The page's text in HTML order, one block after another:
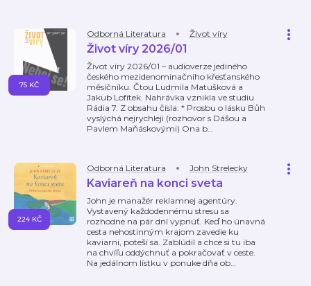
Odborná Literatura Život víry
Život víry 2026/01
Život víry 2026/01 – audioverze jediného
českého mezidenominačního křesťanského
měsíčníku. Čtou Ludmila Matušková a
Jakub Lofítek. Nahrávka vznikla ve studiu
Rádia 7. Z obsahu čísla: * Prosbu o lásku Bůh
vyslýchá nejrychleji (rozhovor s Dášou a
Pavlem Maňáskovými) Ona b…
75 KČ
Odborná Literatura John Strelecky
Kaviareň na konci sveta
John je manažér reklamnej agentúry.
Vystavený každodennému stresu sa
rozhodne na pár dní vypnúť. Keď ho únavná
cesta nehostinným krajom zavedie ku
kaviarni, poteší sa. Zablúdil a chce si tu iba
na chvíľu oddýchnuť a pokračovať v ceste.
Na jedálnom lístku v ponuke dňa ob…
224 KČ